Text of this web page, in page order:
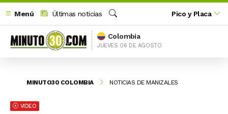
Menú
Últimas noticias
Buscar
Pico y Placa
Colombia
JUEVES 06 DE AGOSTO
MINUTO30 COLOMBIA NOTICIAS DE MANIZALES
VIDEO